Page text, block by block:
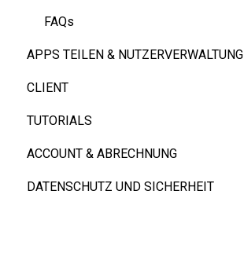
FAQs
APPS TEILEN & NUTZERVERWALTUNG
Apps Teilen
FAQs
CLIENT
iOS, Android & Web Client
Eingebettet App
FAQs
TUTORIALS
Videos
ACCOUNT & ABRECHNUNG
Konto
DATENSCHUTZ UND SICHERHEIT